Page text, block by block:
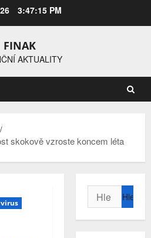
3:47:16 PM
FINAK
AKTUALITY
skokově vzroste koncem léta
Vyhledávání